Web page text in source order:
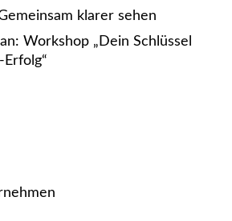
klarer sehen
Workshop „Dein Schlüssel